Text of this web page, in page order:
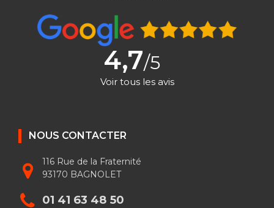
4,7/5
Voir tous les avis
NOUS CONTACTER
116 Rue de la Fraternité
93170 BAGNOLET
01 41 63 48 50